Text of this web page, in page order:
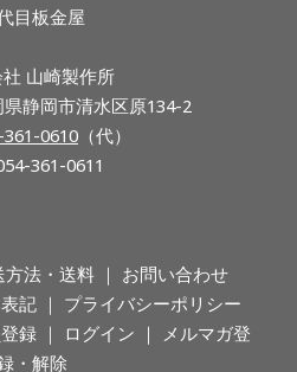
目板金屋
山崎製作所
静岡市清水区原134-2
0610 （代）
361-0611
方法・送料
お問い合わせ
記
プライバシーポリシー
録 ログイン
メルマガ登
・解除